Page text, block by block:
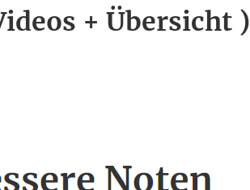
+ Übersicht )